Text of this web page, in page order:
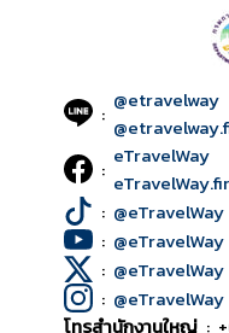
: @etravelway
: eTravelWay
: @eTravelWay
: @eTravelWay
: @eTravelWay
: @eTravelWay
โทรสำนักงานใหญ่ :